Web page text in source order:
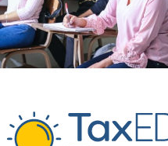
I
N
G